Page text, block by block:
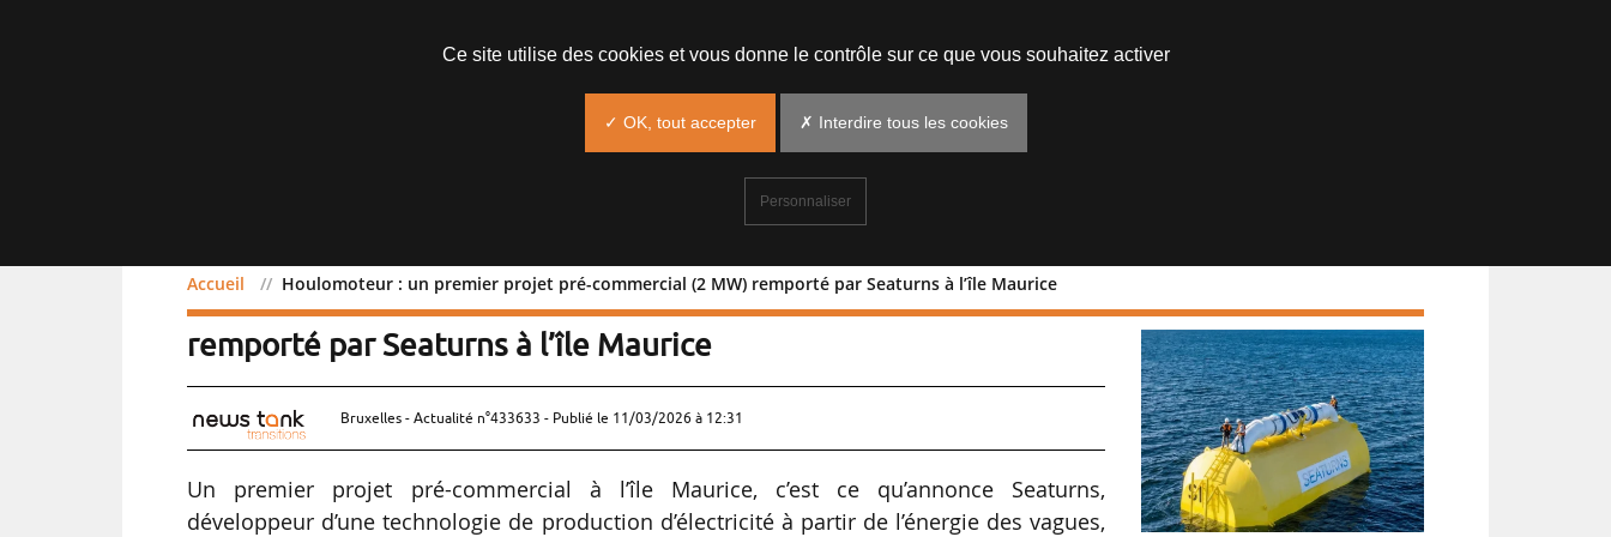
Accueil Houlomoteur : un premier projet pré-commercial (2 MW) remporté par Seaturns à l’île Maurice
Houlomoteur : un premier projet pré-commercial (2 MW)
remporté par Seaturns à l’île Maurice
Bruxelles - Actualité n°433633 - Publié le 11/03/2026 à 12:31
Un premier projet pré-commercial à l’île Maurice, c’est ce qu’annonce Seaturns,
développeur d’une technologie de production d’électricité à partir de l’énergie des vagues,
Ce site utilise des cookies et vous donne le contrôle sur ce que vous souhaitez activer
✓ OK, tout accepter ✗ Interdire tous les cookies
Personnaliser